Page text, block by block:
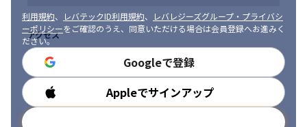
の方
・エンジニアや他部署と協力しながら、組織横断で課題解決を進
められる方
・セキュリティと開発生産性の両立を意識しながら改善提案がで
きる方
・新たな技術や仕組みの導入、体制づくりを楽しみながら推進で
きる方
・能動的に課題を発見し、改善提案・推進できる方
利用規約、 レバテックID利用規約、
レバレジーズグループ・プライバシ
ーポリシーをご確認のうえ、同意いただける場合は会員登録へお進みく
ださい。
Googleで登録
Appleでサインアップ
アクセス
勤務時間